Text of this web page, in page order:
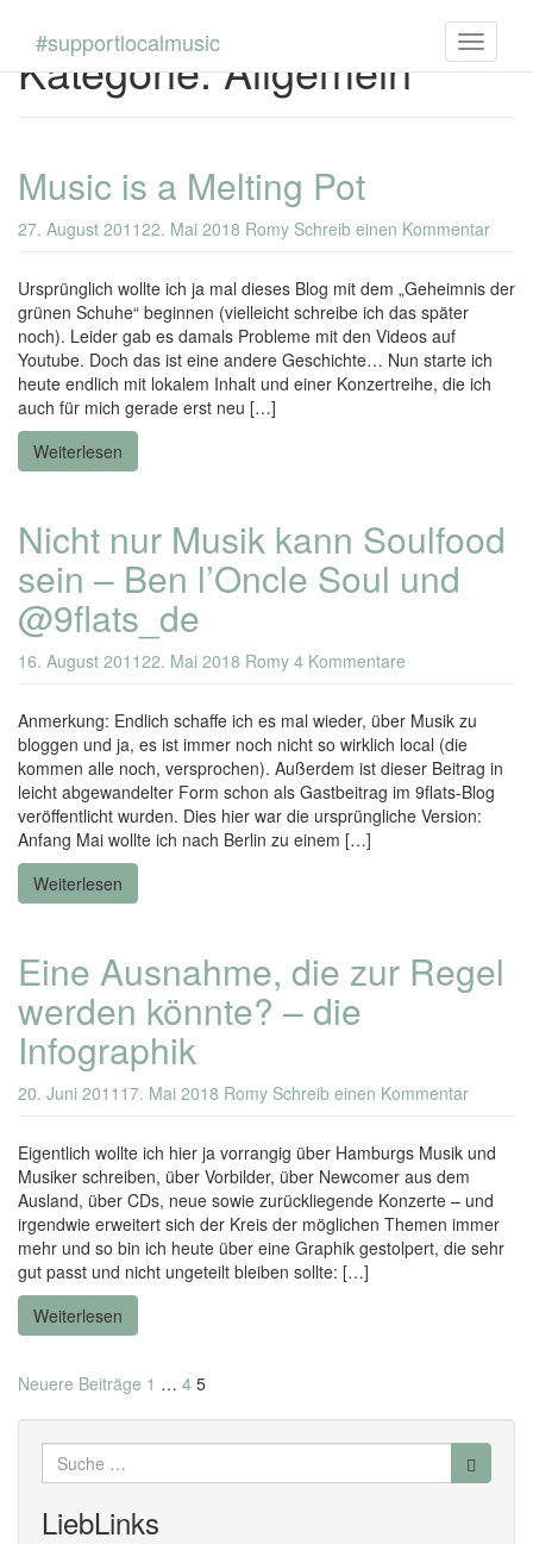
content
#supportlocalmusic Toggle
Kategorie:Allgemein
Music is a Melting Pot
27. August 201122. Mai 2018 Romy Schreib einen Kommentar
Ursprünglich wollte ich ja mal dieses Blog mit dem „Geheimnis der
grünen Schuhe“ beginnen (vielleicht schreibe ich das später
noch). Leider gab es damals Probleme mit den Videos auf
Youtube. Doch das ist eine andere Geschichte… Nun starte ich
heute endlich mit lokalem Inhalt und einer Konzertreihe, die ich
auch für mich gerade erst neu […]
Weiterlesen
Nicht nur Musik kann Soulfood
sein – Ben l’Oncle Soul und
@9flats_de
16. August 201122. Mai 2018 Romy 4 Kommentare
Anmerkung: Endlich schaffe ich es mal wieder, über Musik zu
bloggen und ja, es ist immer noch nicht so wirklich local (die
kommen alle noch, versprochen). Außerdem ist dieser Beitrag in
leicht abgewandelter Form schon als Gastbeitrag im 9flats-Blog
veröffentlicht wurden. Dies hier war die ursprüngliche Version:
Anfang Mai wollte ich nach Berlin zu einem […]
Weiterlesen
Eine Ausnahme, die zur Regel
werden könnte? – die
Infographik
20. Juni 2011 17. Mai 2018 Romy Schreib einen Kommentar
Eigentlich wollte ich hier ja vorrangig über Hamburgs Musik und
Musiker schreiben, über Vorbilder, über Newcomer aus dem
Ausland, über CDs, neue sowie zurückliegende Konzerte – und
irgendwie erweitert sich der Kreis der möglichen Themen immer
mehr und so bin ich heute über eine Graphik gestolpert, die sehr
gut passt und nicht ungeteilt bleiben sollte: […]
Weiterlesen
Seitennummerierung
der
Beiträge
Neuere Beiträge 1 … 4 5
Suche
nach:
LiebLinks